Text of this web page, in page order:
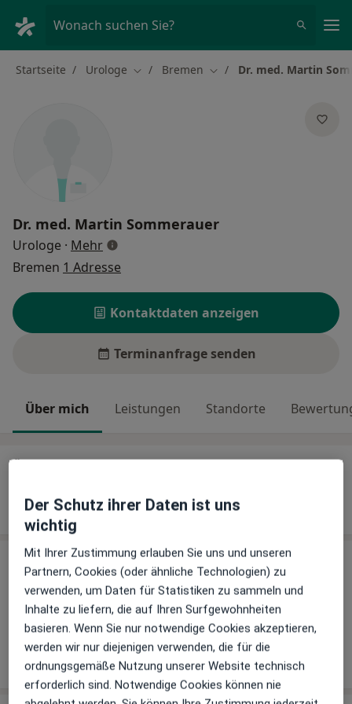
Wonach suchen Sie?
Startseite Urologe Stadt ändern
Bremen Stadt ändern
Dr. med. Martin
Dr. med. Martin Sommerauer
Urologe · Mehrüber Spezialisierungen
Bremen 1 Adresse
Kontaktdaten anzeigen
Terminanfrage senden
Über mich Leistungen Standorte
Medikamentöse Tumortherapie
Leistungen
Keine Informationen über Leistungen und Kosten
Auf diesem Profil wurden noch keine Informationen
über Leistungen hinzugefügt.
Der Schutz ihrer Daten ist uns
wichtig
Mit Ihrer Zustimmung erlauben Sie uns und unseren
Partnern, Cookies (oder ähnliche Technologien) zu
verwenden, um Daten für Statistiken zu sammeln und
Inhalte zu liefern, die auf Ihren Surfgewohnheiten
basieren. Wenn Sie nur notwendige Cookies akzeptieren,
werden wir nur diejenigen verwenden, die für die
ordnungsgemäße Nutzung unserer Website technisch
erforderlich sind. Notwendige Cookies können nie